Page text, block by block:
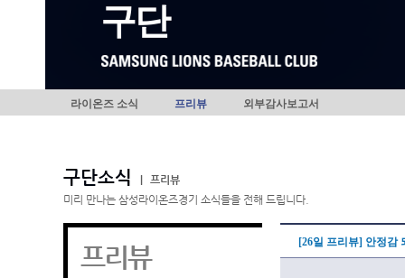
구단
라이온즈 소식 프리뷰 외부감사보고서
구단소식
프리뷰
미리 만나는 삼성라이온즈경기 소식들을 전해 드립니다.
프리뷰 [26일 프리뷰] 안정감